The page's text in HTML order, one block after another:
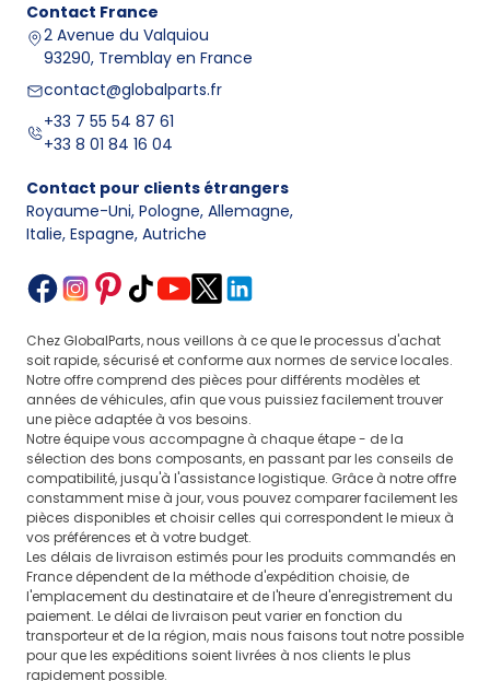
Contact France
2 Avenue du Valquiou
93290, Tremblay en France
contact@globalparts.fr
+33 7 55 54 87 61
+33 8 01 84 16 04
Contact pour clients étrangers
Royaume-Uni, Pologne, Allemagne,
Italie, Espagne, Autriche
Chez GlobalParts, nous veillons à ce que le processus d'achat
soit rapide, sécurisé et conforme aux normes de service locales.
Notre offre comprend des pièces pour différents modèles et
années de véhicules, afin que vous puissiez facilement trouver
une pièce adaptée à vos besoins.
Notre équipe vous accompagne à chaque étape - de la
sélection des bons composants, en passant par les conseils de
compatibilité, jusqu'à l'assistance logistique. Grâce à notre offre
constamment mise à jour, vous pouvez comparer facilement les
pièces disponibles et choisir celles qui correspondent le mieux à
vos préférences et à votre budget.
Les délais de livraison estimés pour les produits commandés en
France dépendent de la méthode d'expédition choisie, de
l'emplacement du destinataire et de l'heure d'enregistrement du
paiement. Le délai de livraison peut varier en fonction du
transporteur et de la région, mais nous faisons tout notre possible
pour que les expéditions soient livrées à nos clients le plus
rapidement possible.